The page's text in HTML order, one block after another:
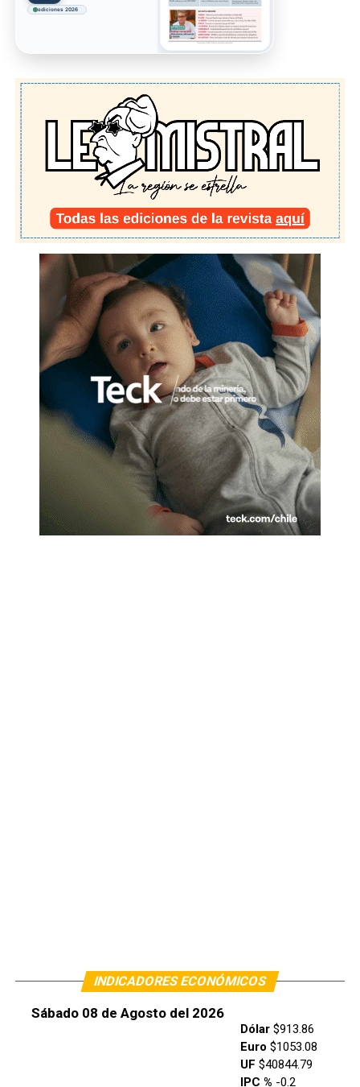
ediciones 2026
INDICADORES ECONÓMICOS
Sábado 08 de Agosto del 2026
Dólar$913.86
Euro $1053.08
UF $40844.79
IPC % -0.2